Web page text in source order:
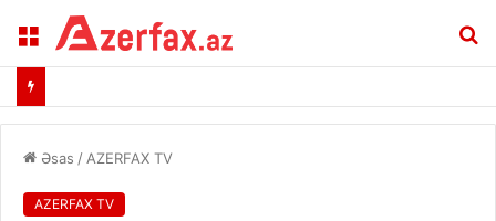
Menu
Əsas /AZERFAX TV
AZERFAX TV